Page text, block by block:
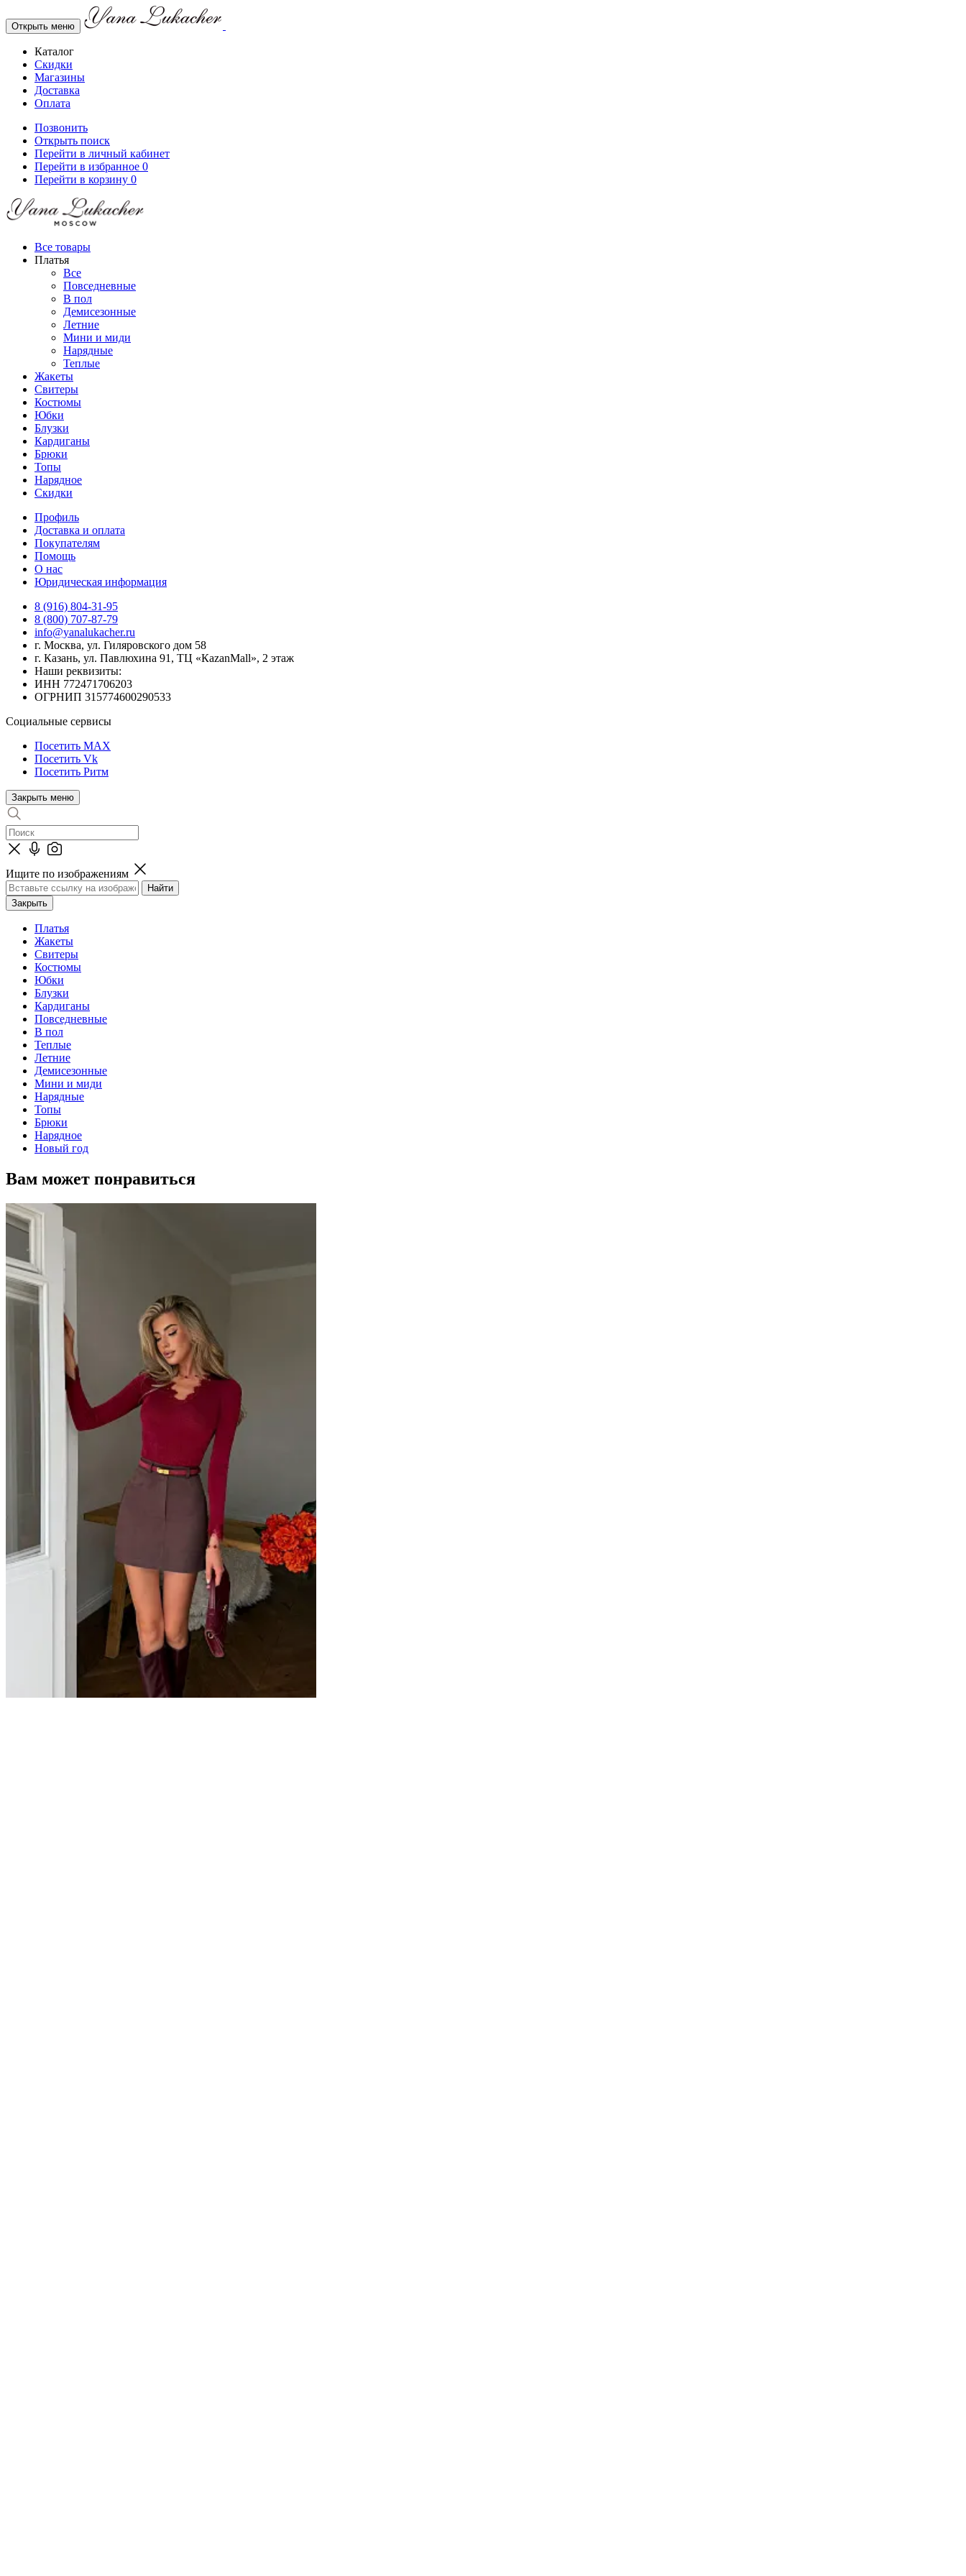
Открыть меню
Каталог
Скидки
Магазины
Доставка
Оплата
Позвонить
Открыть поиск
Перейти в личный кабинет
Перейти в избранное 0
Перейти в корзину 0
Все товары
Платья
Все
Повседневные
В пол
Демисезонные
Летние
Мини и миди
Нарядные
Теплые
Жакеты
Свитеры
Костюмы
Юбки
Блузки
Кардиганы
Брюки
Топы
Нарядное
Скидки
Профиль
Доставка и оплата
Покупателям
Помощь
О нас
Юридическая информация
8 (916) 804-31-95
8 (800) 707-87-79
info@yanalukacher.ru
г. Москва, ул. Гиляровского дом 58
г. Казань, ул. Павлюхина 91, ТЦ «КazanMall», 2 этаж
Наши реквизиты:
ИНН 772471706203
ОГРНИП 315774600290533
Социальные сервисы
Посетить MAX
Посетить Vk
Посетить Ритм
Закрыть меню
Ищите по изображениям
Закрыть
Платья
Жакеты
Свитеры
Костюмы
Юбки
Блузки
Кардиганы
Повседневные
В пол
Теплые
Летние
Демисезонные
Мини и миди
Нарядные
Топы
Брюки
Нарядное
Новый год
Вам может понравиться